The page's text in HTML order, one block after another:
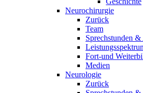
Neurochirurgie
Zurück
Team
Sprechstunden
Fort-und
Medien
Neurologie
Zurück